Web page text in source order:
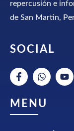
repercusión e
de San Martin,
SOCIAL
MENU